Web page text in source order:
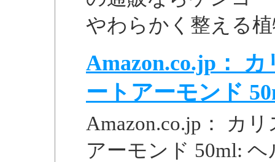
やわらかく整える
Amazon.co.jp：
ートアーモンド
Amazon.co.jp： カ
アーモンド 50ml: